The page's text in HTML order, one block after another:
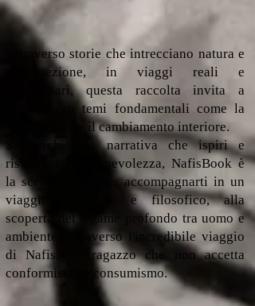
Attraverso storie che intrecciano natura e
introspezione, in viaggi reali e
immaginari, questa raccolta invita a
riflettere su temi fondamentali come la
sostenibilità e il cambiamento interiore.
Se cerchi una narrativa che ispiri e
risvegli la consapevolezza, NafisBook è
la scelta ideale per accompagnarti in un
viaggio spirituale e filosofico, alla
scoperta del legame profondo tra uomo e
ambiente, attraverso l'incredibile viaggio
di Nafis, un ragazzo che non accetta
conformismo e consumismo.